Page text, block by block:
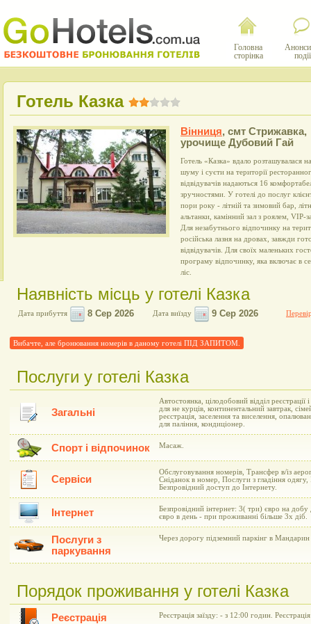
Головна
сторінка
події
Готель Казка
Вінниця, смт Стрижавка,
урочище Дубовий Гай
Готель «Казка» вдало розташувалася
шуму і суєти на території
відвідувачів надаються 16
зручностями. У готелі до послуг
пори року - літній та зимовий бар,
альтанки, камінний зал з роялем, VIP-
Для незабутнього відпочинку на
російська лазня на дровах, завжди
відвідувачів. Для своїх маленьких
програму відпочинку, яка включає в
ліс.
Наявність місць у готелі Казка
Дата прибуття Дата виїзду
Вибачте, але бронювання номерів в даному готелі ПІД ЗАПИТОМ.
Послуги у готелі Казка
Загальні
Автостоянка, цілодобовий відділ
для не курців, континентальний завтрак,
реєстрація, заселення та виселення,
для паління, кондиціонер.
Спорт і відпочинок Масаж.
Сервіси
Обслуговування номерів, Трансфер в/із
Сніданок в номер, Послуги з гладіння
Безпровідний доступ до Інтернету.
Інтернет
Безпровідний інтернет: 3( три) євро на
євро в день - при проживанні більше 3х діб.
Послуги з
паркування
Через дорогу підземний паркінг в
Порядок проживання у готелі Казка
Реєстрація Реєстрація заїзду: - з 12:00 годин.